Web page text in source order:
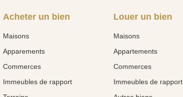
Acheter un bien
Maisons
Apparements
Commerces
Immeubles de rapport
Louer un bien
Maisons
Appartements
Commerces
Immeubles de rapport